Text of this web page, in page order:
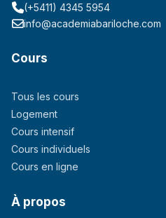
(+5411) 4345 5954
info@academiabariloche.com
Cours
Tous les cours
Logement
Cours intensif
Cours individuels
Cours en ligne
À propos